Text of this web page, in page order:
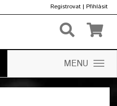
Registrovat | Přihlásit
MENU